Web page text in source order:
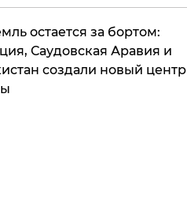
остается за бортом:
Саудовская Аравия и
создали новый центр